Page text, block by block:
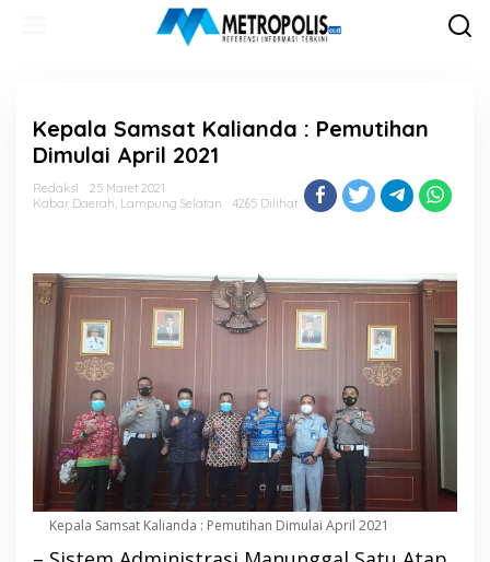
Kepala Samsat Kalianda : Pemutihan
Dimulai April 2021
Redaksi
25 Maret 2021
Kabar Daerah, Lampung Selatan 4265 Dilihat
Kepala Samsat Kalianda : Pemutihan Dimulai April 2021